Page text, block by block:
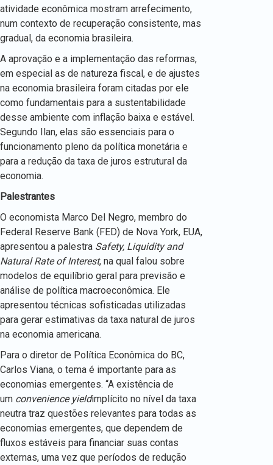
atividade econômica mostram arrefecimento,
num contexto de recuperação consistente, mas
gradual, da economia brasileira.
A aprovação e a implementação das reformas,
em especial as de natureza fiscal, e de ajustes
na economia brasileira foram citadas por ele
como fundamentais para a sustentabilidade
desse ambiente com inflação baixa e estável.
Segundo Ilan, elas são essenciais para o
funcionamento pleno da política monetária e
para a redução da taxa de juros estrutural da
economia.
Palestrantes
O economista Marco Del Negro, membro do
Federal Reserve Bank (FED) de Nova York, EUA,
apresentou a palestra Safety, Liquidity and
Natural Rate of Interest, na qual falou sobre
modelos de equilíbrio geral para previsão e
análise de política macroeconômica. Ele
apresentou técnicas sofisticadas utilizadas
para gerar estimativas da taxa natural de juros
na economia americana.
Para o diretor de Política Econômica do BC,
Carlos Viana, o tema é importante para as
economias emergentes. “A existência de
um convenience yieldimplícito no nível da taxa
neutra traz questões relevantes para todas as
economias emergentes, que dependem de
fluxos estáveis para financiar suas contas
externas, uma vez que períodos de redução